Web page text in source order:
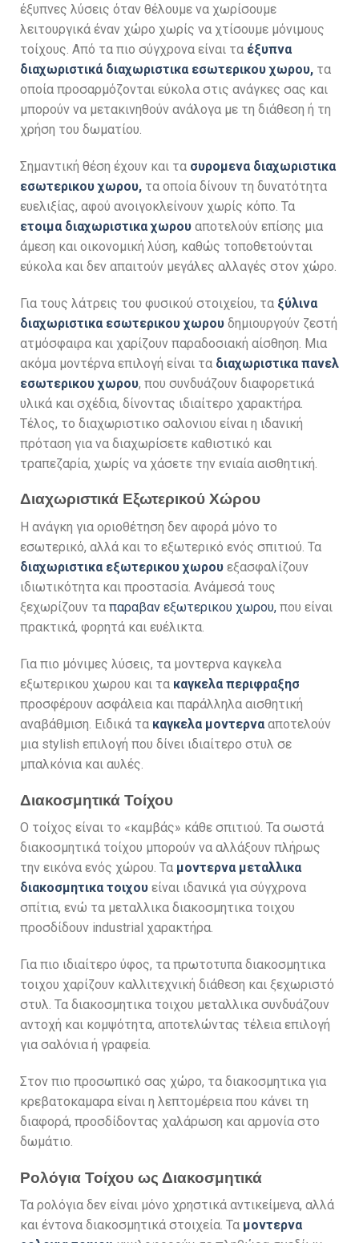
έξυπνες λύσεις όταν θέλουμε να χωρίσουμε
λειτουργικά έναν χώρο χωρίς να χτίσουμε μόνιμους
τοίχους. Από τα πιο σύγχρονα είναι τα έξυπνα
διαχωριστικά διαχωριστικα εσωτερικου χωρου, τα
οποία προσαρμόζονται εύκολα στις ανάγκες σας και
μπορούν να μετακινηθούν ανάλογα με τη διάθεση ή τη
χρήση του δωματίου.
Σημαντική θέση έχουν και τα συρομενα διαχωριστικα
εσωτερικου χωρου, τα οποία δίνουν τη δυνατότητα
ευελιξίας, αφού ανοιγοκλείνουν χωρίς κόπο. Τα
ετοιμα διαχωριστικα χωρου αποτελούν επίσης μια
άμεση και οικονομική λύση, καθώς τοποθετούνται
εύκολα και δεν απαιτούν μεγάλες αλλαγές στον χώρο.
Για τους λάτρεις του φυσικού στοιχείου, τα ξύλινα
διαχωριστικα εσωτερικου χωρου δημιουργούν ζεστή
ατμόσφαιρα και χαρίζουν παραδοσιακή αίσθηση. Μια
ακόμα μοντέρνα επιλογή είναι τα διαχωριστικα πανελ
εσωτερικου χωρου, που συνδυάζουν διαφορετικά
υλικά και σχέδια, δίνοντας ιδιαίτερο χαρακτήρα.
Τέλος, το διαχωριστικο σαλονιου είναι η ιδανική
πρόταση για να διαχωρίσετε καθιστικό και
τραπεζαρία, χωρίς να χάσετε την ενιαία αισθητική.
Διαχωριστικά Εξωτερικού Χώρου
Η ανάγκη για οριοθέτηση δεν αφορά μόνο το
εσωτερικό, αλλά και το εξωτερικό ενός σπιτιού. Τα
διαχωριστικα εξωτερικου χωρου εξασφαλίζουν
ιδιωτικότητα και προστασία. Ανάμεσά τους
ξεχωρίζουν τα παραβαν εξωτερικου χωρου, που είναι
πρακτικά, φορητά και ευέλικτα.
Για πιο μόνιμες λύσεις, τα μοντερνα καγκελα
εξωτερικου χωρου και τα καγκελα περιφραξησ
προσφέρουν ασφάλεια και παράλληλα αισθητική
αναβάθμιση. Ειδικά τα καγκελα μοντερνα αποτελούν
μια stylish επιλογή που δίνει ιδιαίτερο στυλ σε
μπαλκόνια και αυλές.
Διακοσμητικά Τοίχου
Ο τοίχος είναι το «καμβάς» κάθε σπιτιού. Τα σωστά
διακοσμητικά τοίχου μπορούν να αλλάξουν πλήρως
την εικόνα ενός χώρου. Τα μοντερνα μεταλλικα
διακοσμητικα τοιχου είναι ιδανικά για σύγχρονα
σπίτια, ενώ τα μεταλλικα διακοσμητικα τοιχου
προσδίδουν industrial χαρακτήρα.
Για πιο ιδιαίτερο ύφος, τα πρωτοτυπα διακοσμητικα
τοιχου χαρίζουν καλλιτεχνική διάθεση και ξεχωριστό
στυλ. Τα διακοσμητικα τοιχου μεταλλικα συνδυάζουν
αντοχή και κομψότητα, αποτελώντας τέλεια επιλογή
για σαλόνια ή γραφεία.
Στον πιο προσωπικό σας χώρο, τα διακοσμητικα για
κρεβατοκαμαρα είναι η λεπτομέρεια που κάνει τη
διαφορά, προσδίδοντας χαλάρωση και αρμονία στο
δωμάτιο.
Ρολόγια Τοίχου ως Διακοσμητικά
Τα ρολόγια δεν είναι μόνο χρηστικά αντικείμενα, αλλά
και έντονα διακοσμητικά στοιχεία. Τα μοντερνα